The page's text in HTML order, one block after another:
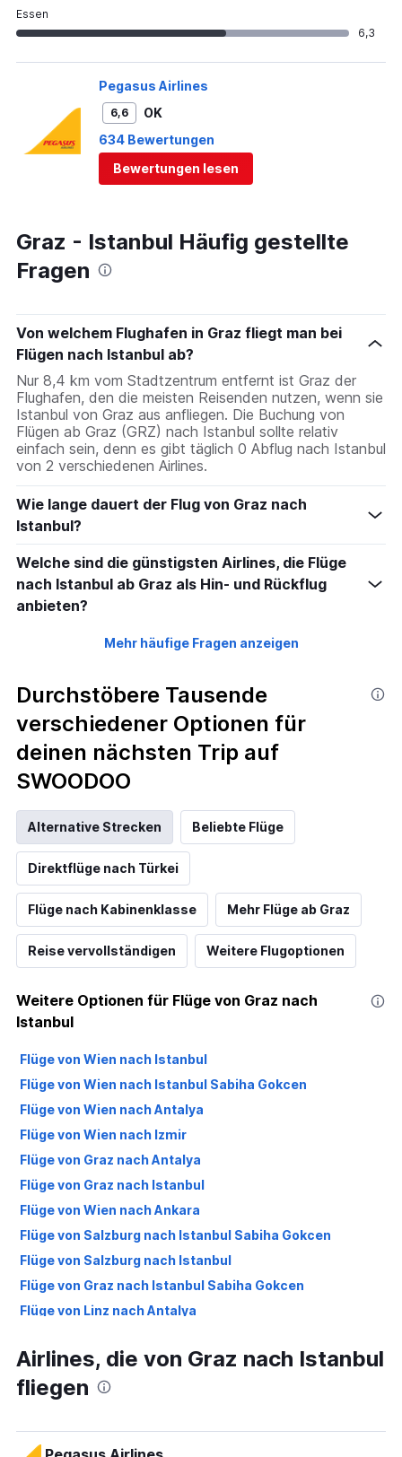
Essen
6,3
Pegasus Airlines
6,6
OK
634 Bewertungen
Bewertungen lesen
Graz - Istanbul Häufig gestellte
Fragen
Von welchem Flughafen in Graz fliegt man bei
Flügen nach Istanbul ab?
Nur 8,4 km vom Stadtzentrum entfernt ist Graz der
Flughafen, den die meisten Reisenden nutzen, wenn sie
Istanbul von Graz aus anfliegen. Die Buchung von
Flügen ab Graz (GRZ) nach Istanbul sollte relativ
einfach sein, denn es gibt täglich 0 Abflug nach Istanbul
von 2 verschiedenen Airlines.
Wie lange dauert der Flug von Graz nach
Istanbul?
Welche sind die günstigsten Airlines, die Flüge
nach Istanbul ab Graz als Hin- und Rückflug
anbieten?
Mehr häufige Fragen anzeigen
Durchstöbere Tausende
verschiedener Optionen für
deinen nächsten Trip auf
SWOODOO
Alternative Strecken Beliebte Flüge
Direktflüge nach Türkei
Flüge nach Kabinenklasse Mehr Flüge ab Graz
Reise vervollständigen Weitere Flugoptionen
Weitere Optionen für Flüge von Graz nach
Istanbul
Flüge von Wien nach Istanbul
Flüge von Wien nach Istanbul Sabiha Gokcen
Flüge von Wien nach Antalya
Flüge von Wien nach Izmir
Flüge von Graz nach Antalya
Flüge von Graz nach Istanbul
Flüge von Wien nach Ankara
Flüge von Salzburg nach Istanbul Sabiha Gokcen
Flüge von Salzburg nach Istanbul
Flüge von Graz nach Istanbul Sabiha Gokcen
Flüge von Linz nach Antalya
Flüge von Linz nach Istanbul
Flüge von Wien nach Dalaman
Flüge von Wien nach Bodrum
Airlines, die von Graz nach Istanbul
fliegen